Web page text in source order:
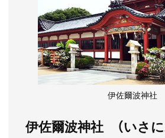
確認ください。
営業時間／松山城 天守・二之丸史
は17時半まで営業、12月～1月は16
しくは公式サイトをご確認くださ
アクセス／JR松山駅より市内電車
分、「大街道」下車徒歩約5分
所在地／愛媛県松山市丸之内
お問い合わせ／089-921-4873(松山
伊佐爾波神社
伊佐爾波神社 （いさに